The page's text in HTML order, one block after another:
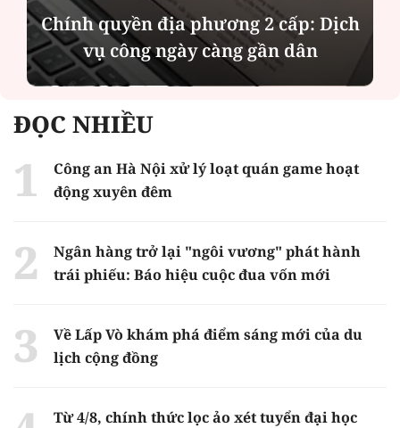
Chính quyền địa phương 2 cấp: Dịch
vụ công ngày càng gần dân
ĐỌC NHIỀU
Công an Hà Nội xử lý loạt quán game hoạt
động xuyên đêm
Ngân hàng trở lại "ngôi vương" phát hành
trái phiếu: Báo hiệu cuộc đua vốn mới
Về Lấp Vò khám phá điểm sáng mới của du
lịch cộng đồng
Từ 4/8, chính thức lọc ảo xét tuyển đại học